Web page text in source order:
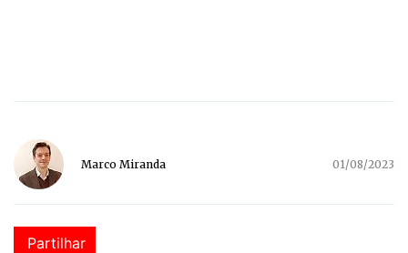
Marco Miranda 01/08/2023
Partilhar